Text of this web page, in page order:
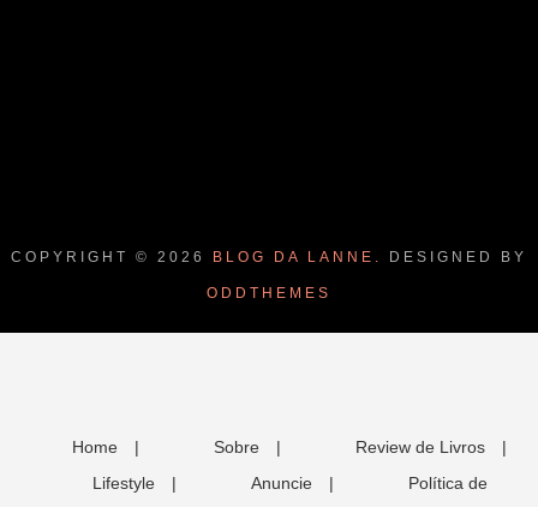
COPYRIGHT © 2026 BLOG DA LANNE. DESIGNED BY
ODDTHEMES
Home | Sobre | Review de Livros
|
Lifestyle
| Anuncie | Política de